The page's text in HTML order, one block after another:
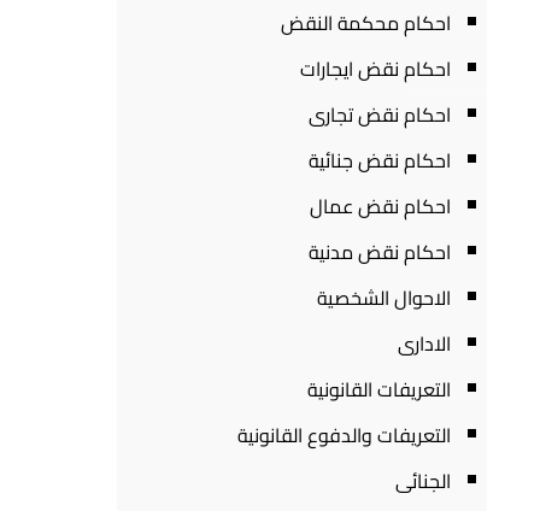
احكام محكمة النقض
احكام نقض ايجارات
احكام نقض تجارى
احكام نقض جنائية
احكام نقض عمال
احكام نقض مدنية
الاحوال الشخصية
الادارى
التعريفات القانونية
التعريفات والدفوع القانونية
الجنائى